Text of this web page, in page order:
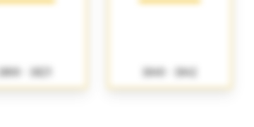
1800 - 1823 1840 - 1842